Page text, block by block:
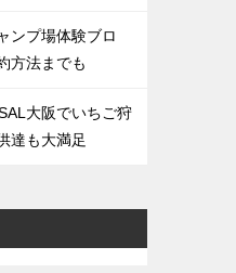
ンプ場体験ブロ
方法までも
大阪でいちご狩
達も大満足